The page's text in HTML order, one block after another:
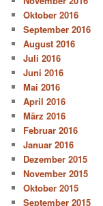
Oktober 2016
September 2016
August 2016
Juli 2016
Juni 2016
Mai 2016
April 2016
März 2016
Februar 2016
Januar 2016
Dezember 2015
November 2015
Oktober 2015
September 2015